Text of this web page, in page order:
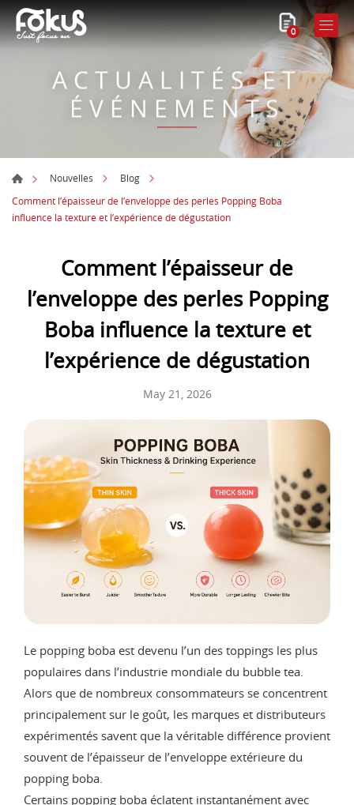
0
ACTUALITÉS ET
ÉVÉNEMENTS
Nouvelles
Blog
Comment l’épaisseur de l’enveloppe des perles Popping Boba
influence la texture et l’expérience de dégustation
Comment l’épaisseur de
l’enveloppe des perles Popping
Boba influence la texture et
l’expérience de dégustation
May 21, 2026
Le popping boba est devenu l’un des toppings les plus
populaires dans l’industrie mondiale du bubble tea.
Alors que de nombreux consommateurs se concentrent
principalement sur le goût, les marques et distributeurs
expérimentés savent que la véritable différence provient
souvent de l’épaisseur de l’enveloppe extérieure du
popping boba.
Certains popping boba éclatent instantanément avec